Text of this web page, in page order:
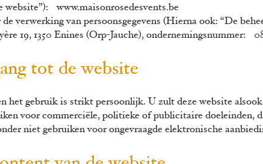
website”):www.maisonrosedesvents.be
verwerking van persoonsgegevens (Hierna ook: “De
19, 1350 Enines (Orp-Jauche), ondernemingsnummer:
tot de website
het gebruik is strikt persoonlijk. U zult deze website
voorcommerciële, politieke of publicitaire doeleinden,
niet gebruiken voor ongevraagde elektronische